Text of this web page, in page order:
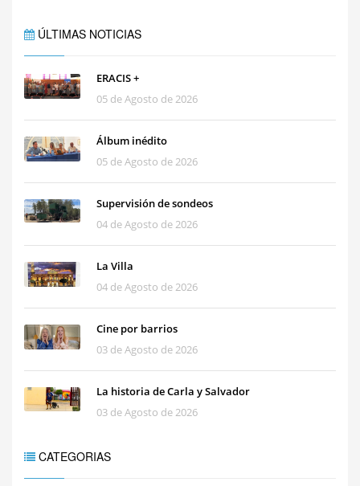
ÚLTIMAS NOTICIAS
ERACIS +
05 de Agosto de 2026
Álbum inédito
05 de Agosto de 2026
Supervisión de sondeos
04 de Agosto de 2026
La Villa
04 de Agosto de 2026
Cine por barrios
03 de Agosto de 2026
La historia de Carla y Salvador
03 de Agosto de 2026
CATEGORIAS